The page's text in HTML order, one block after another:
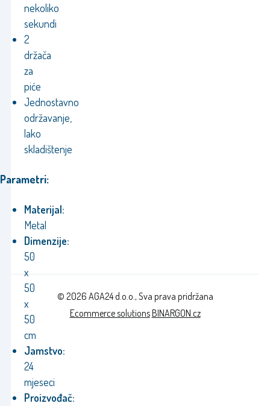
nekoliko
sekundi
2
držača
za
piće
Jednostavno
održavanje,
lako
skladištenje
Parametri:
Materijal:
Metal
Dimenzije:
50
x
50
x
50
cm
Jamstvo:
24
mjeseci
Proizvođač:
© 2026 AGA24 d.o.o., Sva prava pridržana
Ecommerce solutionsBINARGON.cz